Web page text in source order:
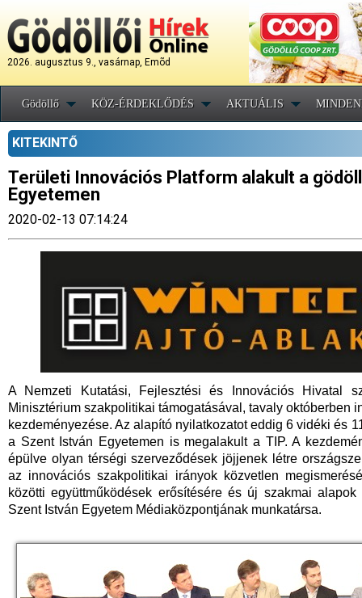
2026. augusztus 9., vasárnap, Emõd
Gödöllő KÖZ-ÉRDEKLŐDÉS AKTUÁLIS
KITEKINTŐ
Területi Innovációs Platform alakult a
Egyetemen
2020-02-13 07:14:24
A Nemzeti Kutatási, Fejlesztési és Innovációs Hivatal
Minisztérium szakpolitikai támogatásával, tavaly októberben
kezdeményezése. Az alapító nyilatkozatot eddig 6 vidéki és
a Szent István Egyetemen is megalakult a TIP. A
épülve olyan térségi szerveződések jöjjenek létre
az innovációs szakpolitikai irányok közvetlen
közötti együttműködések erősítésére és új szakmai
Szent István Egyetem Médiaközpontjának munkatársa.